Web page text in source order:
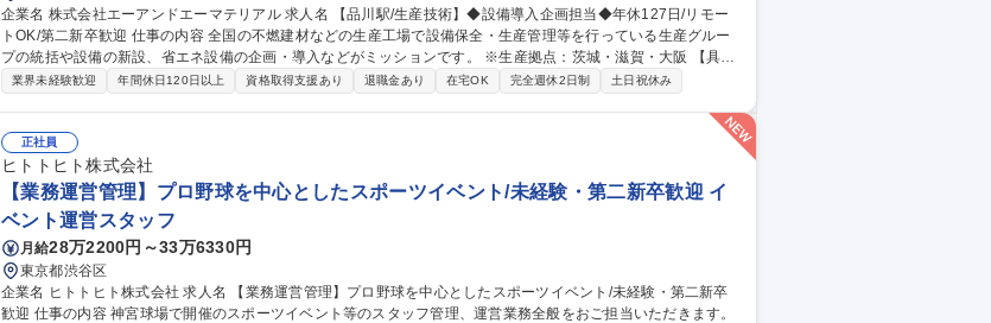
企業名 株式会社エーアンドエーマテリアル 求人名 【品川駅/生産技術】◆設備導入企画担当◆年休127日/リモー
トOK/第二新卒歓迎 仕事の内容 全国の不燃建材などの生産工場で設備保全・生産管理等を行っている生産グルー
プの統括や設備の新設、省エネ設備の企画・導入などがミッションです。 ※生産拠点：茨城・滋賀・大阪 【具体
的には】工事や設備リニューアルの審査・稟議対応／新しい省エネ・省人設備などの検討・紹介・導入／新設備
◆設備導入企画担当◆年休127日/リモートOK/第二新卒歓迎
業界未経験歓迎 年間休日120日以上 資格取得支援あり 退職金あり 在宅OK 完全週休2日制 土日祝休み
正社員
ヒトトヒト株式会社
【業務運営管理】プロ野球を中心としたスポーツイベント/未経験・第二新卒歓迎 イ
ベント運営スタッフ
月給28万2200円～33万6330円
東京都渋谷区
企業名 ヒトトヒト株式会社 求人名 【業務運営管理】プロ野球を中心としたスポーツイベント/未経験・第二新卒
歓迎 仕事の内容 神宮球場で開催のスポーツイベント等のスタッフ管理、運営業務全般をおご担当いただきます。